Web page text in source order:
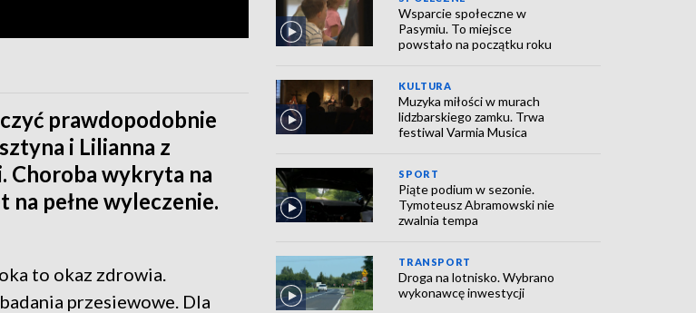
prawdopodobnie
i Lilianna z
Choroba wykryta na
na pełne wyleczenie.
to okaz zdrowia.
przesiewowe. Dla
Wsparcie społeczne w
Pasymiu. To miejsce
powstało na początku roku
KULTURA
Muzyka miłości w murach
lidzbarskiego zamku. Trwa
festiwal Varmia Musica
SPORT
Piąte podium w sezonie.
Tymoteusz Abramowski nie
zwalnia tempa
TRANSPORT
Droga na lotnisko. Wybrano
wykonawcę inwestycji